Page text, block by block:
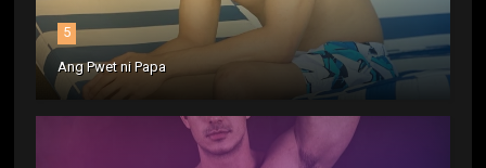
5
Ang Pwet ni Papa